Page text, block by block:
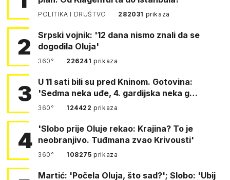
POLITIKA I DRUŠTVO 282031 prikaza
2
Srpski vojnik: '12 dana nismo znali da se
dogodila Oluja'
360° 226241prikaza
3
U 11 sati bili su pred Kninom. Gotovina:
'Sedma neka uđe, 4. gardijska neka g…
360° 124422prikaza
4
'Slobo prije Oluje rekao: Krajina? To je
neobranjivo. Tuđmana zvao Krivousti'
360° 108275prikaza
Martić: 'Počela Oluja, što sad?'; Slobo: 'Ubij